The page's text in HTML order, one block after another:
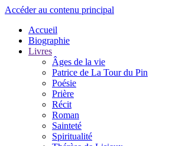
Accéder au contenu principal
Accueil
Biographie
Livres
Âges de la vie
Patrice de La Tour du Pin
Poésie
Prière
Récit
Roman
Sainteté
Spiritualité